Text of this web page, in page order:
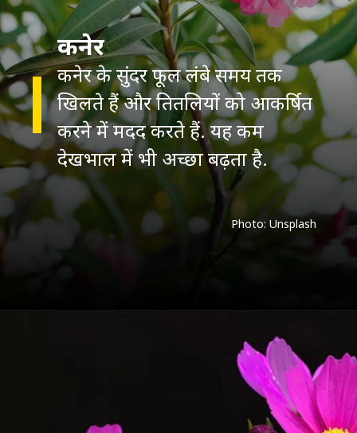
कनेर
कनेर के सुंदर फूल लंबे समय तक
खिलते हैं और तितलियों को आकर्षित
करने में मदद करते हैं. यह कम
देखभाल में भी अच्छा बढ़ता है.
Photo: Unsplash